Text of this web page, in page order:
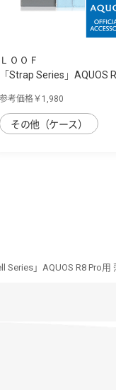
ＬＯＯＦ
「Strap Series」AQUOS
参考価格￥1,980
その他（ケース）
Series」AQUOS R8 Pro